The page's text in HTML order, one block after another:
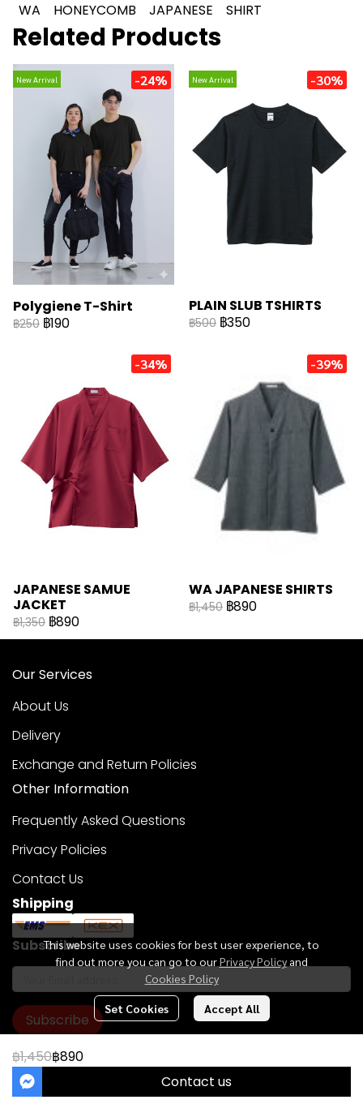
WA HONEYCOMB JAPANESE SHIRT
Related Products
New Arrival -24%
Polygiene T-Shirt
฿250 ฿190
New Arrival -30%
PLAIN SLUB TSHIRTS
฿500 ฿350
-34%
JAPANESE SAMUE
JACKET
฿1,350 ฿890
-39%
WA JAPANESE SHIRTS
฿1,450 ฿890
฿1,450฿890
Contact us
This website uses cookies for best user experience, to
find out more you can go to ourPrivacy Policy and
Cookies Policy
Set Cookies Accept All
Our Services
About Us
Delivery
Exchange and Return Policies
Other Information
Frequently Asked Questions
Privacy Policies
Contact Us
Shipping
Subscribe
Subscribe
Powered By MakeWebEasy